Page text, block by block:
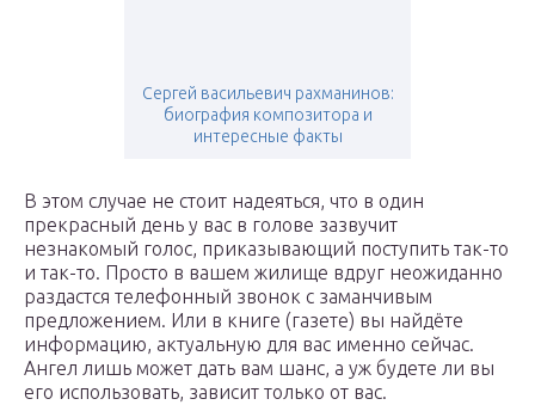
Сергей васильевич рахманинов:
биография композитора и
интересные факты
В этом случае не стоит надеяться, что в один
прекрасный день у вас в голове зазвучит
незнакомый голос, приказывающий поступить так-то
и так-то. Просто в вашем жилище вдруг неожиданно
раздастся телефонный звонок с заманчивым
предложением. Или в книге (газете) вы найдёте
информацию, актуальную для вас именно сейчас.
Ангел лишь может дать вам шанс, а уж будете ли вы
его использовать, зависит только от вас.